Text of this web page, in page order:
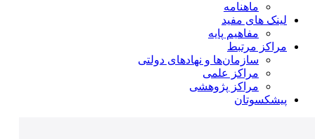
ماهنامه
لینک های مفید
مفاهیم پایه
مراکز مرتبط
سازمان‌ها و نهادهای دولتی
مراکز علمی
مراکز پژوهشی
پیشکسوتان